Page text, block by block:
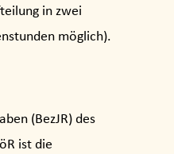
in zwei
möglich).
(BezJR) des
ist die